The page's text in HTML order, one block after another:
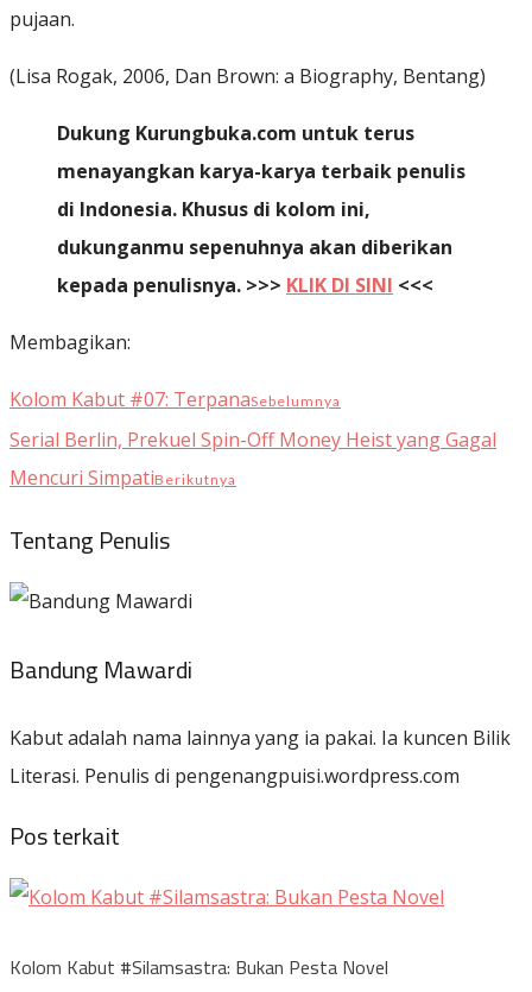
pujaan.
(Lisa Rogak, 2006, Dan Brown: a Biography, Bentang)
Dukung Kurungbuka.com untuk terus
menayangkan karya-karya terbaik penulis
di Indonesia. Khusus di kolom ini,
dukunganmu sepenuhnya akan diberikan
kepada penulisnya. >>> KLIK DI SINI <<<
Membagikan:
Kolom Kabut #07: TerpanaSebelumnya
Serial Berlin, Prekuel Spin-Off Money Heist yang Gagal
Mencuri SimpatiBerikutnya
Tentang Penulis
Bandung Mawardi
Kabut adalah nama lainnya yang ia pakai. Ia kuncen Bilik
Literasi. Penulis di pengenangpuisi.wordpress.com
Pos terkait
Kolom Kabut #Silamsastra: Bukan Pesta Novel